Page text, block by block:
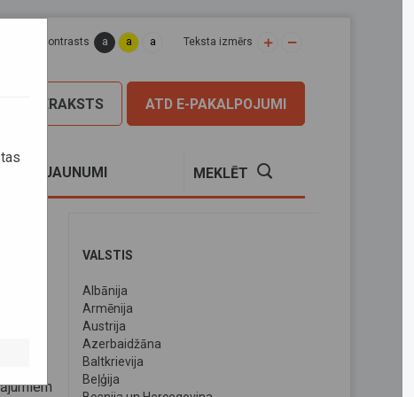
Lapas kontrasts a a a Teksta izmērs
ATD E-PAKALPOJUMI
PIERAKSTS
JAUNUMI MEKLĒT
VALSTIS
Albānija
Armēnija
Austrija
Azerbaidžāna
Baltkrievija
Beļģija